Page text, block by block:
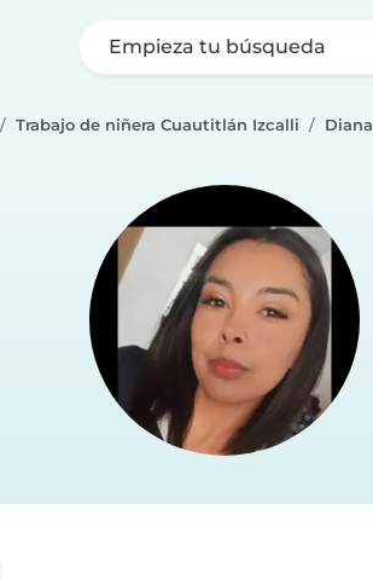
Empieza tu búsqueda
Trabajo de niñera Cuautitlán Izcalli Diana